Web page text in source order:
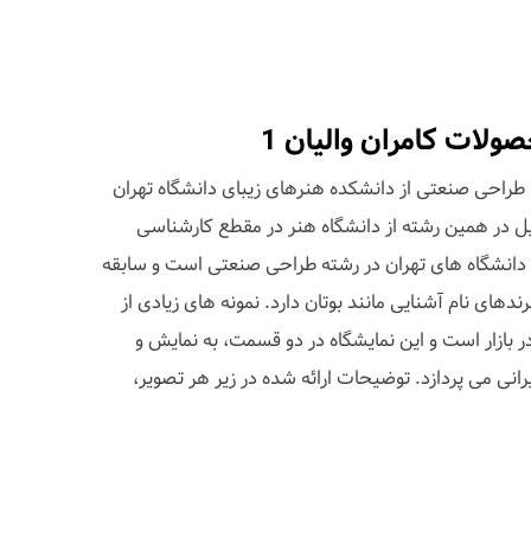
کامران والیان 1
طراحی صنعتی از دانشکده هنرهای زیبای دانشگاه تهران
در همین رشته از دانشگاه هنر در مقطع کارشناسی
های تهران در رشته طراحی صنعتی است و سابقه
نام آشنایی مانند بوتان دارد. نمونه های زیادی از
است و این نمایشگاه در دو قسمت، به نمایش و
می پردازد. توضیحات ارائه شده در زیر هر تصویر،